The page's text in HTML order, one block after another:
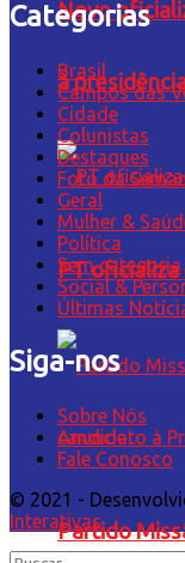
Novo
à
PT oficializa
Partido
Categorias
Brasil
Campos das
Cidade
Colunistas
Destaques
Foto da
Geral
Mulher &
Política
Sem categoria
Social &
Últimas
Siga-nos
Sobre Nós
Anuncie
Fale Conosco
© 2021 -
Interativas